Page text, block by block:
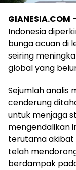
GIANESIA.COM
Indonesia
bunga acuan di
seiring
global yang
Sejumlah analis
cenderung
untuk menjaga
mengendalikan
terutama akibat
telah
berdampak